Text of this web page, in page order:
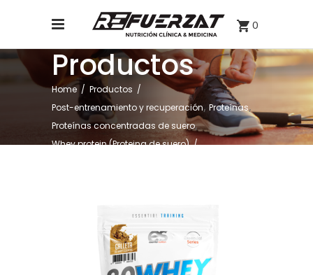
0
Productos
Home / Productos /
Post-entrenamiento y recuperación, Proteínas,
Proteínas concentradas de suero,
Whey protein (Proteina de suero)/